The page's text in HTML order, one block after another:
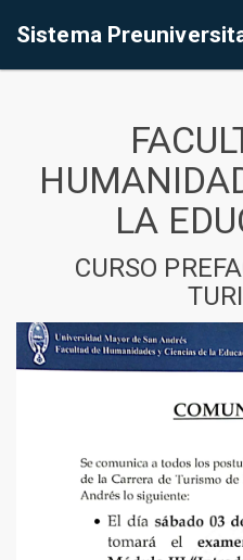
Sistema
LA
CURSO